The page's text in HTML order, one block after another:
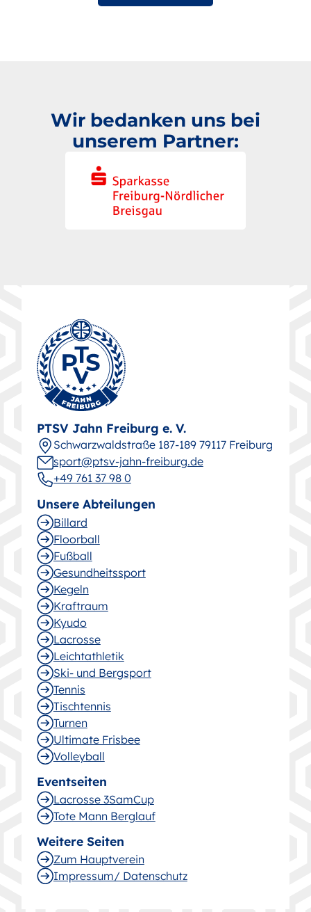
Wir bedanken uns bei
unserem Partner:
PTSV Jahn Freiburg e. V.
Schwarz­wald­straße 187-189 79117 Freiburg
sport@ptsv-jahn-freiburg.de
+49 761 37 98 0
Unsere Abteilungen
Billard
Floorball
Fußball
Gesund­heitssport
Kegeln
Kraftraum
Kyudo
Lacrosse
Leichtathletik
Ski- und Bergsport
Tennis
Tischtennis
Turnen
Ultimate Frisbee
Volleyball
Eventseiten
Lacrosse 3SamCup
Tote Mann Berglauf
Weitere Seiten
Zum Hauptverein
Impressum/ Datenschutz